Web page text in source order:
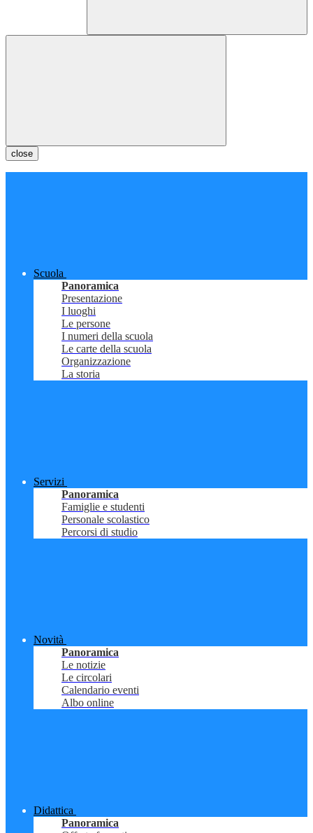
close
Scuola
Panoramica
Presentazione
I luoghi
Le persone
I numeri della scuola
Le carte della scuola
Organizzazione
La storia
Servizi
Panoramica
Famiglie e studenti
Personale scolastico
Percorsi di studio
Novità
Panoramica
Le notizie
Le circolari
Calendario eventi
Albo online
Didattica
Panoramica